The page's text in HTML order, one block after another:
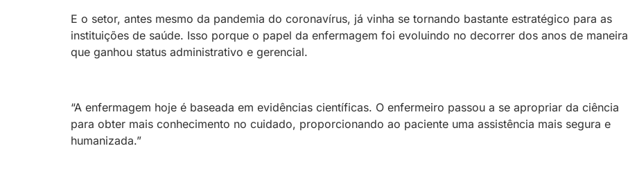
E o setor, antes mesmo da pandemia do coronavírus, já vinha se tornando bastante estratégico para as
instituições de saúde. Isso porque o papel da enfermagem foi evoluindo no decorrer dos anos de maneira
que ganhou status administrativo e gerencial.
“A enfermagem hoje é baseada em evidências científicas. O enfermeiro passou a se apropriar da ciência
para obter mais conhecimento no cuidado, proporcionando ao paciente uma assistência mais segura e
humanizada.”